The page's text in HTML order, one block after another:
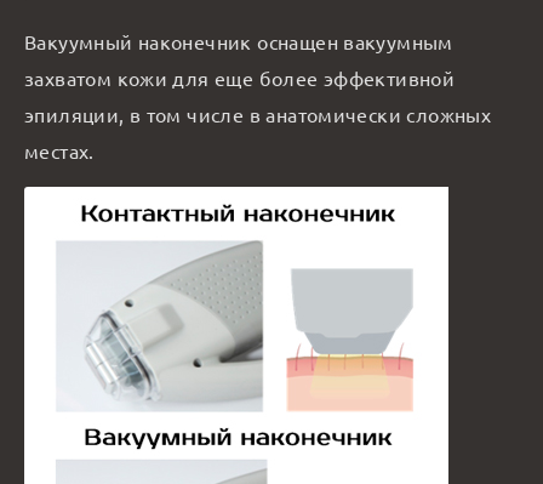
Вакуумный наконечник оснащен вакуумным
захватом кожи для еще более эффективной
эпиляции, в том числе в анатомически сложных
местах.